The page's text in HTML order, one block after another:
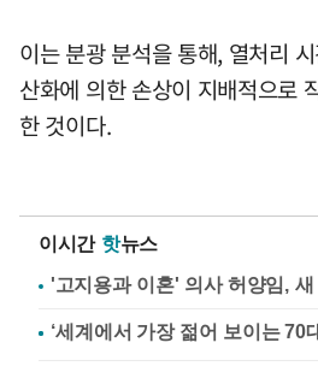
이는 분광 분석을 통해, 열처리
산화에 의한 손상이 지배적으로
한 것이다.
이시간 핫뉴스
'고지용과 이혼' 의사 허양임,